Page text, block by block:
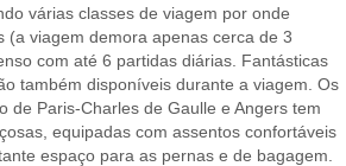
várias classes de viagem por onde
(a viagem demora apenas cerca de 3
com até 6 partidas diárias. Fantásticas
também disponíveis durante a viagem. Os
de Paris-Charles de Gaulle e Angers tem
equipadas com assentos confortáveis
espaço para as pernas e de bagagem.